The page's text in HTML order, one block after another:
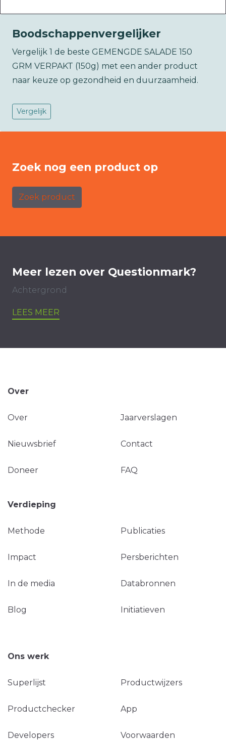
Boodschappenvergelijker
Vergelijk 1 de beste GEMENGDE SALADE 150
GRM VERPAKT (150g) met een ander product
naar keuze op gezondheid en duurzaamheid.
Vergelijk
Zoek nog een product op
Zoek product
Meer lezen over Questionmark?
Achtergrond
LEES MEER
Over
Over Jaarverslagen
Nieuwsbrief Contact
Doneer FAQ
Verdieping
Methode Publicaties
Impact Persberichten
In de media Databronnen
Blog Initiatieven
Ons werk
Superlijst Productwijzers
Productchecker App
Developers Voorwaarden